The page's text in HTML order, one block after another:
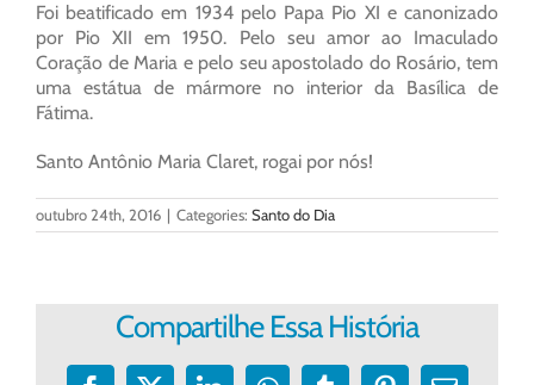
Foi beatificado em 1934 pelo Papa Pio XI e canonizado
por Pio XII em 1950. Pelo seu amor ao Imaculado
Coração de Maria e pelo seu apostolado do Rosário, tem
uma estátua de mármore no interior da Basílica de
Fátima.
Santo Antônio Maria Claret, rogai por nós!
outubro 24th, 2016 | Categories: Santo do Dia
Compartilhe Essa História